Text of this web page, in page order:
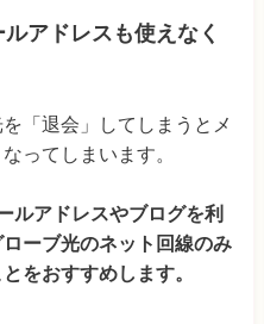
アドレスも使えなく
「退会」してしまうとメ
ってしまいます。
ルアドレスやブログを利
ーブ光のネット回線のみ
をおすすめします。